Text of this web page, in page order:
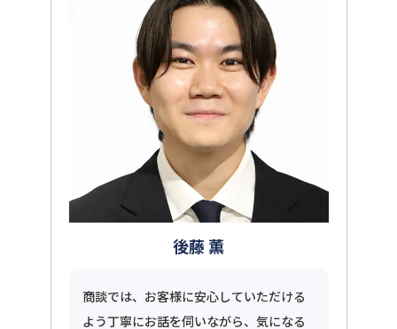
後藤 薫
商談では、お客様に安心していただける
よう丁寧にお話を伺いながら、気になる